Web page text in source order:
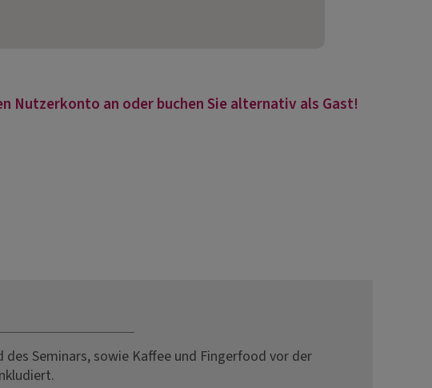
Nutzerkonto an oder buchen Sie alternativ als Gast!
des Seminars, sowie Kaffee und Fingerfood vor der